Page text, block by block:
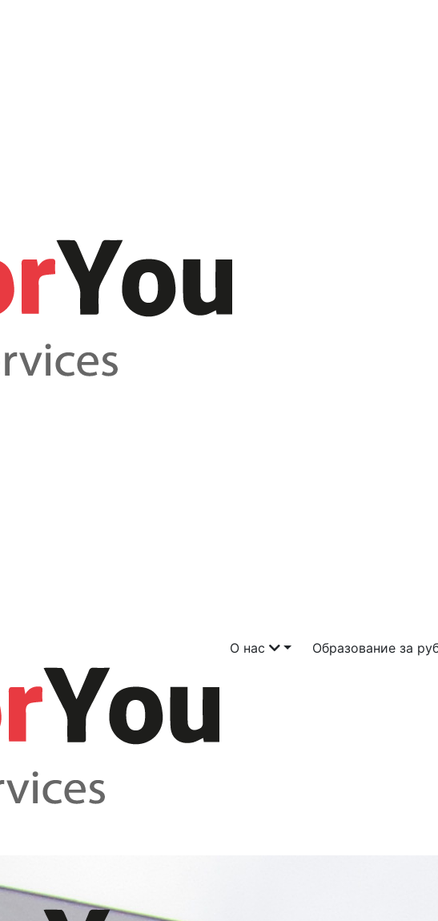
О нас Образование за